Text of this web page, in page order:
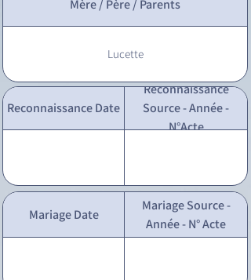
Mère / Père / Parents
Lucette
Reconnaissance Date
Reconnaissance
Source - Année -
N°Acte
Mariage Date
Mariage Source -
Année - N° Acte